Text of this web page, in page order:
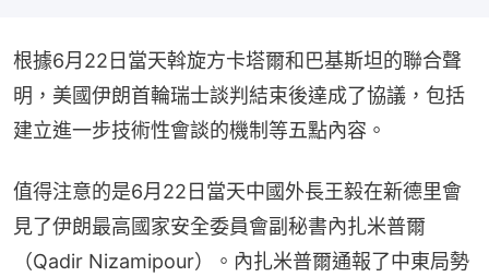
根據6月22日當天斡旋方卡塔爾和巴基斯坦的聯合聲
明，美國伊朗首輪瑞士談判結束後達成了協議，包括
建立進一步技術性會談的機制等五點內容。
值得注意的是6月22日當天中國外長王毅在新德里會
見了伊朗最高國家安全委員會副秘書內扎米普爾
（Qadir Nizamipour）。內扎米普爾通報了中東局勢